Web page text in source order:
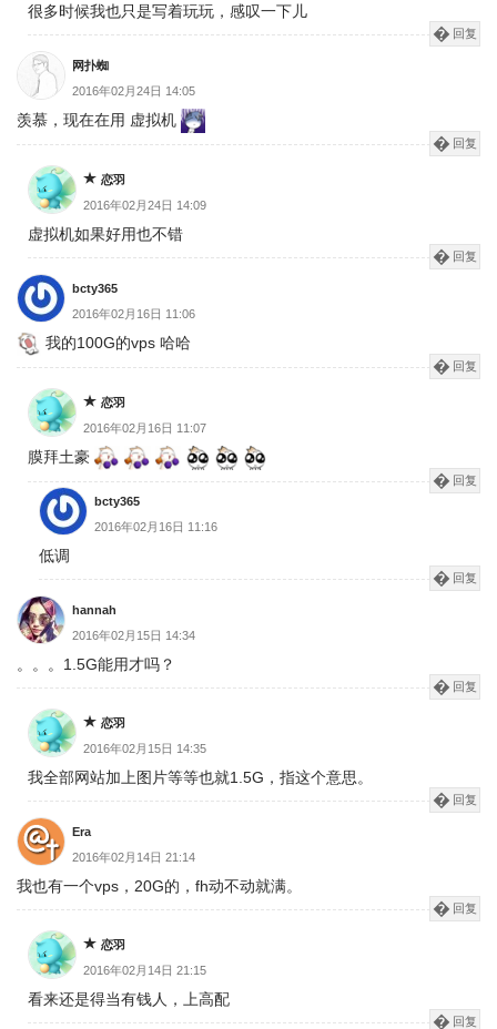
很多时候我也只是写着玩玩，感叹一下儿
回复
网扑蜘
2016年02月24日 14:05
羡慕，现在在用 虚拟机
回复
恋羽
2016年02月24日 14:09
虚拟机如果好用也不错
回复
bcty365
2016年02月16日 11:06
我的100G的vps 哈哈
回复
恋羽
2016年02月16日 11:07
膜拜土豪
回复
bcty365
2016年02月16日 11:16
低调
回复
hannah
2016年02月15日 14:34
。。。1.5G能用才吗？
回复
恋羽
2016年02月15日 14:35
我全部网站加上图片等等也就1.5G，指这个意思。
回复
Era
2016年02月14日 21:14
我也有一个vps，20G的，fh动不动就满。
回复
恋羽
2016年02月14日 21:15
看来还是得当有钱人，上高配
回复